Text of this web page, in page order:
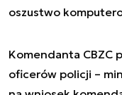
oszustwo
Komendanta CBZC
oficerów policji –